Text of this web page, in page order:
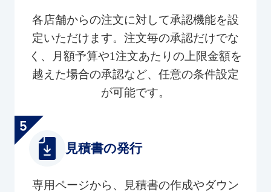
各店舗からの注文に対して承認機能を設
定いただけます。注文毎の承認だけでな
く、月額予算や1注文あたりの上限金額を
越えた場合の承認など、任意の条件設定
が可能です。
見積書の発行
専用ページから、見積書の作成やダウン